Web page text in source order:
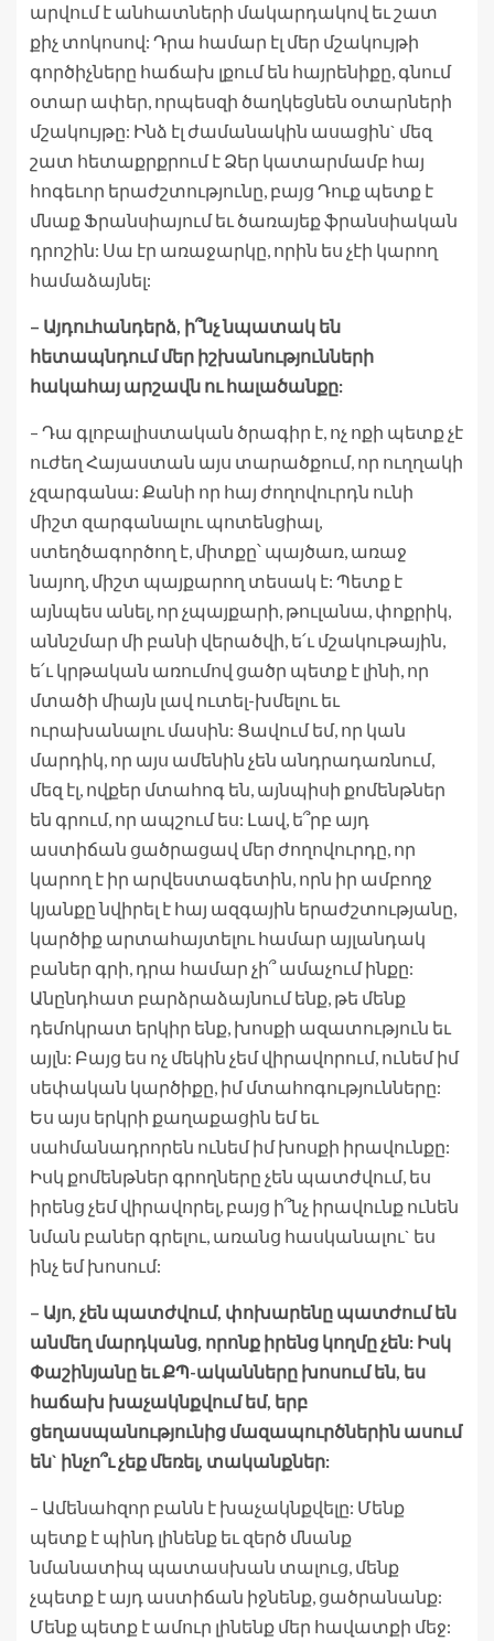
արվում է անհատների մակարդակով եւ շատ
քիչ տոկոսով: Դրա համար էլ մեր մշակույթի
գործիչները հաճախ լքում են հայրենիքը, գնում
օտար ափեր, որպեսզի ծաղկեցնեն օտարների
մշակույթը: Ինձ էլ ժամանակին ասացին` մեզ
շատ հետաքրքրում է Ձեր կատարմամբ հայ
հոգեւոր երաժշտությունը, բայց Դուք պետք է
մնաք Ֆրանսիայում եւ ծառայեք ֆրանսիական
դրոշին: Սա էր առաջարկը, որին ես չէի կարող
համաձայնել:
– Այդուհանդերձ, ի՞նչ նպատակ են
հետապնդում մեր իշխանությունների
հակահայ արշավն ու հալածանքը:
– Դա գլոբալիստական ծրագիր է, ոչ ոքի պետք չէ
ուժեղ Հայաստան այս տարածքում, որ ուղղակի
չզարգանա: Քանի որ հայ ժողովուրդն ունի
միշտ զարգանալու պոտենցիալ,
ստեղծագործող է, միտքը՝ պայծառ, առաջ
նայող, միշտ պայքարող տեսակ է: Պետք է
այնպես անել, որ չպայքարի, թուլանա, փոքրիկ,
աննշմար մի բանի վերածվի, ե՛ւ մշակութային,
ե՛ւ կրթական առումով ցածր պետք է լինի, որ
մտածի միայն լավ ուտել-խմելու եւ
ուրախանալու մասին: Ցավում եմ, որ կան
մարդիկ, որ այս ամենին չեն անդրադառնում,
մեզ էլ, ովքեր մտահոգ են, այնպիսի քոմենթներ
են գրում, որ ապշում ես: Լավ, ե՞րբ այդ
աստիճան ցածրացավ մեր ժողովուրդը, որ
կարող է իր արվեստագետին, որն իր ամբողջ
կյանքը նվիրել է հայ ազգային երաժշտությանը,
կարծիք արտահայտելու համար այլանդակ
բաներ գրի, դրա համար չի՞ ամաչում ինքը:
Անընդհատ բարձրաձայնում ենք, թե մենք
դեմոկրատ երկիր ենք, խոսքի ազատություն եւ
այլն: Բայց ես ոչ մեկին չեմ վիրավորում, ունեմ իմ
սեփական կարծիքը, իմ մտահոգությունները:
Ես այս երկրի քաղաքացին եմ եւ
սահմանադրորեն ունեմ իմ խոսքի իրավունքը:
Իսկ քոմենթներ գրողները չեն պատժվում, ես
իրենց չեմ վիրավորել, բայց ի՞նչ իրավունք ունեն
նման բաներ գրելու, առանց հասկանալու` ես
ինչ եմ խոսում:
– Այո, չեն պատժվում, փոխարենը պատժում են
անմեղ մարդկանց, որոնք իրենց կողմը չեն: Իսկ
Փաշինյանը եւ ՔՊ-ականները խոսում են, ես
հաճախ խաչակնքվում եմ, երբ
ցեղասպանությունից մազապուրծներին ասում
են` ինչո՞ւ չեք մեռել, տականքներ:
– Ամենահզոր բանն է խաչակնքվելը: Մենք
պետք է պինդ լինենք եւ զերծ մնանք
նմանատիպ պատասխան տալուց, մենք
չպետք է այդ աստիճան իջնենք, ցածրանանք:
Մենք պետք է ամուր լինենք մեր հավատքի մեջ: